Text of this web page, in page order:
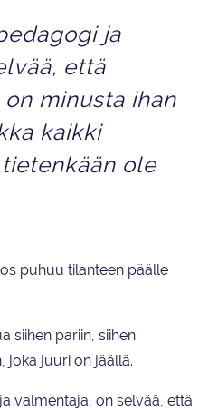
ja
että
minusta ihan
kaikki
ole
puhuu tilanteen päälle
siihen pariin, siihen
joka juuri on jäällä.
valmentaja, on selvää, että